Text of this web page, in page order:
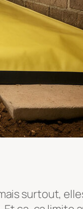
surtout,